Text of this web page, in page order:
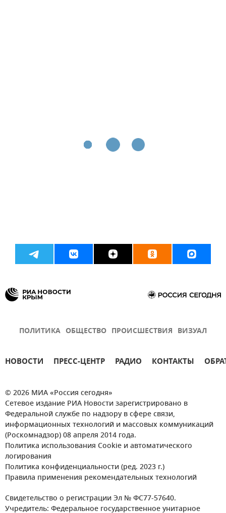
ПОЛИТИКА ОБЩЕСТВО ПРОИСШЕСТВИЯ ВИЗУАЛ
НОВОСТИ ПРЕСС-ЦЕНТР РАДИО КОНТАКТЫ
© 2026 МИА «Россия сегодня»
Сетевое издание РИА Новости зарегистрировано в
Федеральной службе по надзору в сфере связи,
информационных технологий и массовых коммуникаций
(Роскомнадзор) 08 апреля 2014 года.
Политика использования Cookie и автоматического
логирования
Политика конфиденциальности (ред. 2023 г.)
Правила применения рекомендательных технологий
Свидетельство о регистрации Эл № ФС77-57640.
Учредитель: Федеральное государственное унитарное